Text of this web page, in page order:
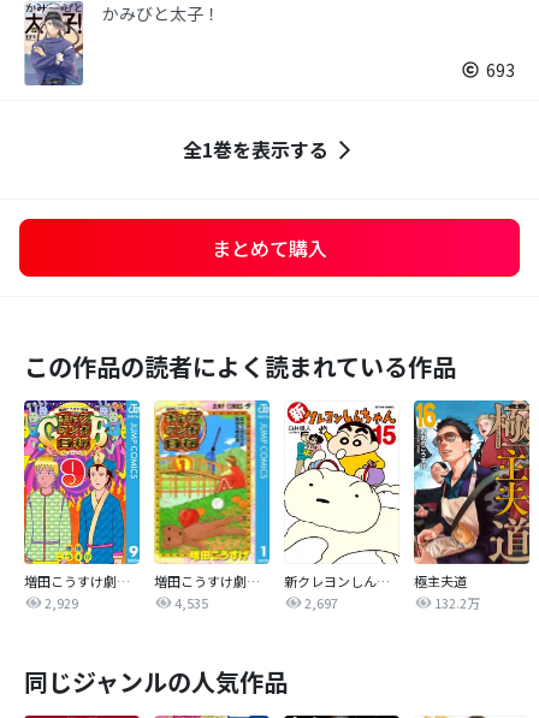
かみびと太子！
693
全1巻を表示する
まとめて購入
この作品の読者によく読まれている作品
増田こうすけ劇場 ギャグマンガ日和GB
2,929
増田こうすけ劇場 ギャグマンガ日和
4,535
新クレヨンしんちゃん
2,697
極主夫道
132.2万
同じジャンルの人気作品